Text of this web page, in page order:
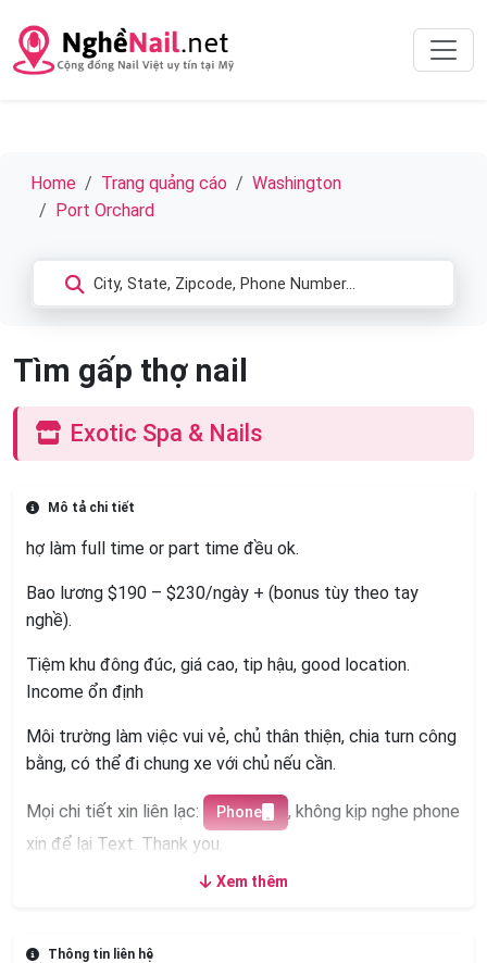
Home Trang quảng cáo
Washington
Port Orchard
Tìm gấp thợ nail
Exotic Spa & Nails
Mô tả chi tiết
hợ làm full time or part time đều ok.
Bao lương $190 – $230/ngày + (bonus tùy theo tay
nghề).
Tiệm khu đông đúc, giá cao, tip hậu, good location.
Income ổn định
Môi trường làm việc vui vẻ, chủ thân thiện, chia turn công
bằng, có thể đi chung xe với chủ nếu cần.
Mọi chi tiết xin liên lạc: Phone
, không kịp nghe phone
xin để lại Text. Thank you.
Xem thêm
Thông tin liên hệ